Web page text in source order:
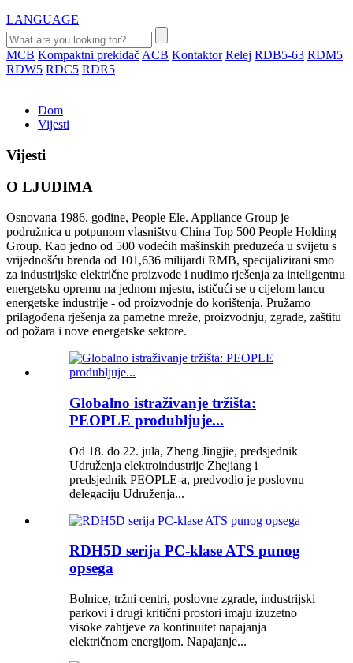
LANGUAGE
MCB Kompaktni prekidač ACB Kontaktor Relej RDB5-63 RDM5
RDW5 RDC5 RDR5
Dom
Vijesti
Vijesti
O LJUDIMA
Osnovana 1986. godine, People Ele. Appliance Group je
podružnica u potpunom vlasništvu China Top 500 People Holding
Group. Kao jedno od 500 vodećih mašinskih preduzeća u svijetu s
vrijednošću brenda od 101,636 milijardi RMB, specijalizirani smo
za industrijske električne proizvode i nudimo rješenja za inteligentnu
energetsku opremu na jednom mjestu, ističući se u cijelom lancu
energetske industrije - od proizvodnje do korištenja. Pružamo
prilagođena rješenja za pametne mreže, proizvodnju, zgrade, zaštitu
od požara i nove energetske sektore.
Globalno istraživanje tržišta:
PEOPLE produbljuje...
Od 18. do 22. jula, Zheng Jingjie, predsjednik
Udruženja elektroindustrije Zhejiang i
predsjednik PEOPLE-a, predvodio je poslovnu
delegaciju Udruženja...
RDH5D serija PC-klase ATS punog
opsega
Bolnice, tržni centri, poslovne zgrade, industrijski
parkovi i drugi kritični prostori imaju izuzetno
visoke zahtjeve za kontinuitet napajanja
električnom energijom. Napajanje...